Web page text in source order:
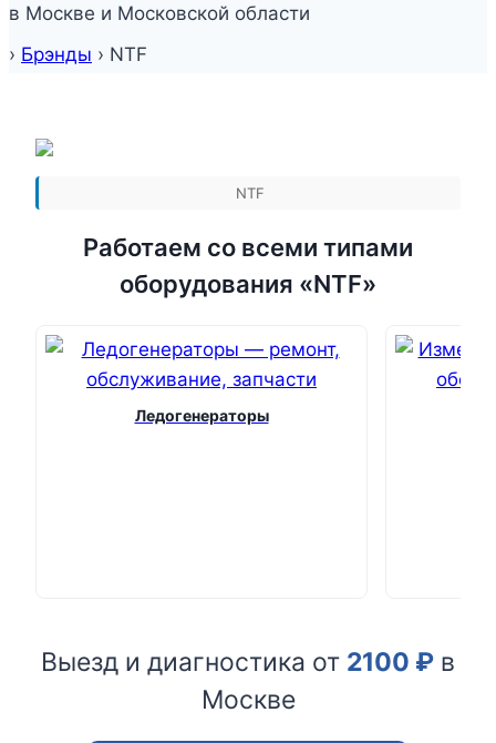
в Москве и Московской области
› Брэнды › NTF
NTF
Работаем со всеми типами
оборудования «NTF»
Ледогенераторы
Выезд и диагностика от 2100 ₽ в
Москве